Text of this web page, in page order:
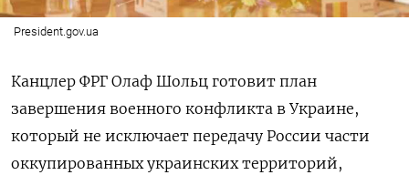
President.gov.ua
Канцлер ФРГ Олаф Шольц готовит план
завершения военного конфликта в Украине,
который не исключает передачу России части
оккупированных украинских территорий,